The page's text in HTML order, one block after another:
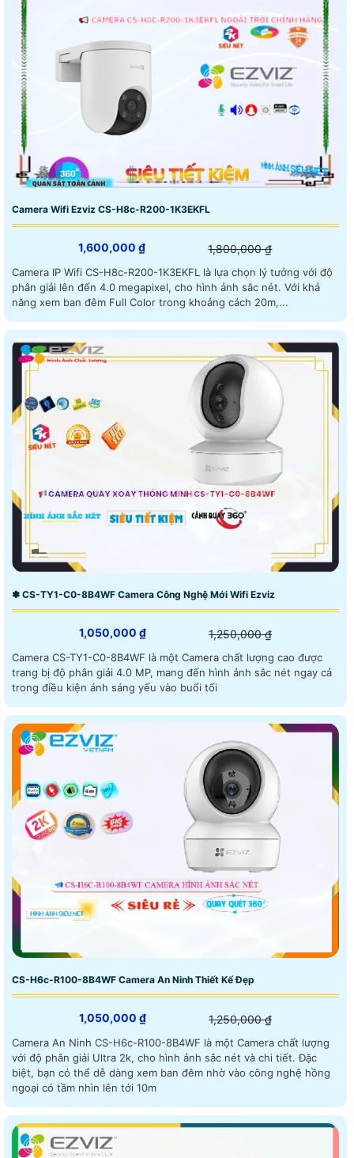
Camera Wifi Ezviz CS-H8c-R200-1K3EKFL
1,600,000 ₫ 1,800,000 ₫
Camera IP Wifi CS-H8c-R200-1K3EKFL là lựa chọn lý tưởng với độ
phân giải lên đến 4.0 megapixel, cho hình ảnh sắc nét. Với khả
năng xem ban đêm Full Color trong khoảng cách 20m,...
✽ CS-TY1-C0-8B4WF Camera Công Nghệ Mới Wifi Ezviz
1,050,000 ₫ 1,250,000 ₫
Camera CS-TY1-C0-8B4WF là một Camera chất lượng cao được
trang bị độ phân giải 4.0 MP, mang đến hình ảnh sắc nét ngay cả
trong điều kiện ánh sáng yếu vào buổi tối
CS-H6c-R100-8B4WF Camera An Ninh Thiết Kế Đẹp
1,050,000 ₫ 1,250,000 ₫
Camera An Ninh CS-H6c-R100-8B4WF là một Camera chất lượng
với độ phân giải Ultra 2k, cho hình ảnh sắc nét và chi tiết. Đặc
biệt, bạn có thể dễ dàng xem ban đêm nhờ vào công nghệ hồng
ngoại có tầm nhìn lên tới 10m